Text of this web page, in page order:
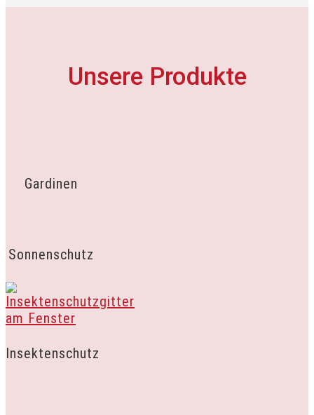
Unsere Produkte
Gardinen
Sonnenschutz
Insektenschutz